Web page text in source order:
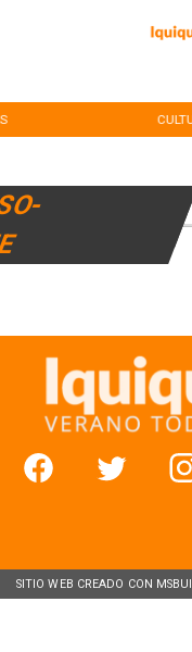
SITIO WEB CREADO CON